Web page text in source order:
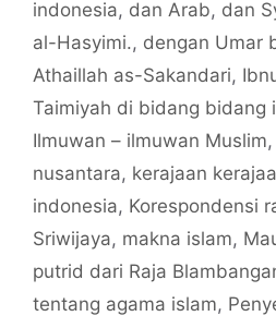
indonesia, dan Arab, dan
al-Hasyimi., dengan Umar
Athaillah as-Sakandari,
Taimiyah di bidang bidang
Ilmuwan – ilmuwan Muslim,
nusantara, kerajaan
indonesia, Korespondensi
Sriwijaya, makna islam,
putrid dari Raja
tentang agama islam,